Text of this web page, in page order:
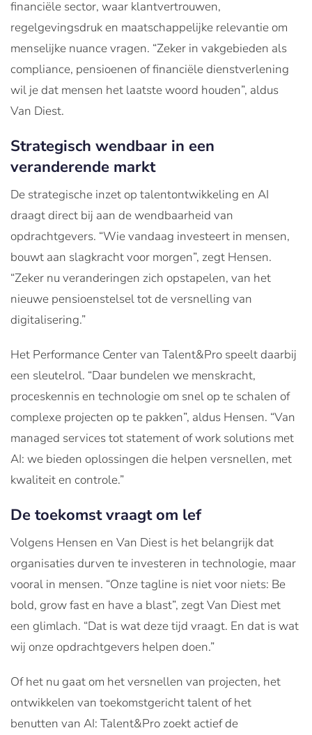
financiële sector, waar klantvertrouwen,
regelgevingsdruk en maatschappelijke relevantie om
menselijke nuance vragen. “Zeker in vakgebieden als
compliance, pensioenen of financiële dienstverlening
wil je dat mensen het laatste woord houden”, aldus
Van Diest.
Strategisch wendbaar in een
veranderende markt
De strategische inzet op talentontwikkeling en AI
draagt direct bij aan de wendbaarheid van
opdrachtgevers. “Wie vandaag investeert in mensen,
bouwt aan slagkracht voor morgen”, zegt Hensen.
“Zeker nu veranderingen zich opstapelen, van het
nieuwe pensioenstelsel tot de versnelling van
digitalisering.”
Het Performance Center van Talent&Pro speelt daarbij
een sleutelrol. “Daar bundelen we menskracht,
proceskennis en technologie om snel op te schalen of
complexe projecten op te pakken”, aldus Hensen. “Van
managed services tot statement of work solutions met
AI: we bieden oplossingen die helpen versnellen, met
kwaliteit en controle.”
De toekomst vraagt om lef
Volgens Hensen en Van Diest is het belangrijk dat
organisaties durven te investeren in technologie, maar
vooral in mensen. “Onze tagline is niet voor niets: Be
bold, grow fast en have a blast”, zegt Van Diest met
een glimlach. “Dat is wat deze tijd vraagt. En dat is wat
wij onze opdrachtgevers helpen doen.”
Of het nu gaat om het versnellen van projecten, het
ontwikkelen van toekomstgericht talent of het
benutten van AI: Talent&Pro zoekt actief de